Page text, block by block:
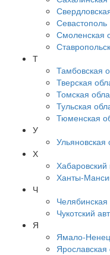
Севастополь
Смоленская
Т
Тамбовская
Тверская
Томская
Тульская
Тюменская
У
Ульяновская
Х
Хабаровский
Ханты-
Ч
Челябинская
Чукотский
Я
Ямало-
Ярославская